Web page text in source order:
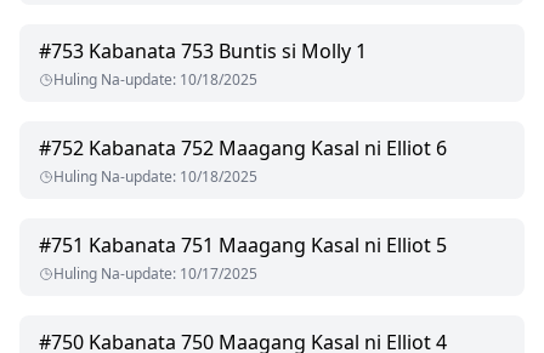
#753 Kabanata 753 Buntis si Molly 1
Huling Na-update: 10/18/2025
#752 Kabanata 752 Maagang Kasal ni Elliot 6
Huling Na-update: 10/18/2025
#751 Kabanata 751 Maagang Kasal ni Elliot 5
Huling Na-update: 10/17/2025
#750 Kabanata 750 Maagang Kasal ni Elliot 4